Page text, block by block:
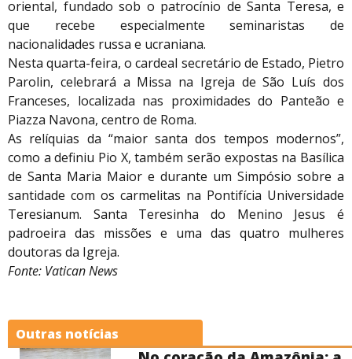
oriental, fundado sob o patrocínio de Santa Teresa, e
que recebe especialmente seminaristas de
nacionalidades russa e ucraniana.
Nesta quarta-feira, o cardeal secretário de Estado, Pietro
Parolin, celebrará a Missa na Igreja de São Luís dos
Franceses, localizada nas proximidades do Panteão e
Piazza Navona, centro de Roma.
As relíquias da “maior santa dos tempos modernos”,
como a definiu Pio X, também serão expostas na Basílica
de Santa Maria Maior e durante um Simpósio sobre a
santidade com os carmelitas na Pontifícia Universidade
Teresianum. Santa Teresinha do Menino Jesus é
padroeira das missões e uma das quatro mulheres
doutoras da Igreja.
Fonte: Vatican News
Outras notícias